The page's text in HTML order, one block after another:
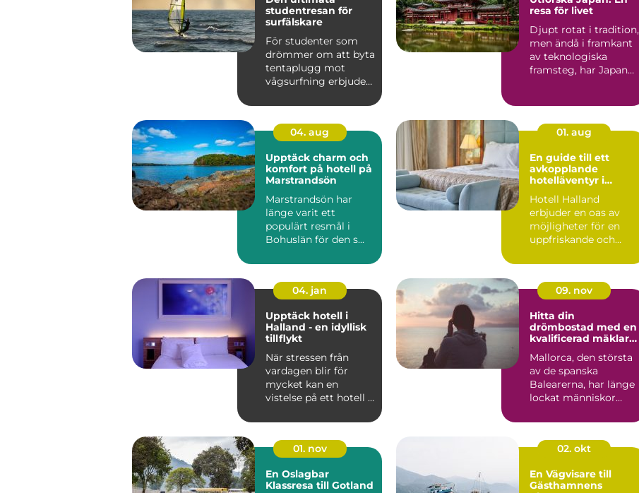
studentresan för
surfälskare
För studenter som
drömmer om att byta
tentaplugg mot
vågsurfning erbjuder
resa för livet
Djupt rotat i tradition,
men ändå i framkant
av teknologiska
framsteg, har Japan
04. aug
Upptäck charm och
komfort på hotell på
Marstrandsön
Marstrandsön har
länge varit ett
populärt resmål i
Bohuslän för den s...
01. aug
En guide till ett
avkopplande
hotelläventyr i
Hotell Halland
erbjuder en oas av
möjligheter för en
uppfriskande och
04. jan
Upptäck hotell i
Halland - en idyllisk
tillflykt
När stressen från
vardagen blir för
mycket kan en
vistelse på ett hotell i
09. nov
Hitta din
drömbostad med en
kvalificerad mäklare
Mallorca, den största
av de spanska
Balearerna, har länge
lockat människor
01. nov
En Oslagbar
Klassresa till Gotland
02. okt
En Vägvisare till
Gästhamnens